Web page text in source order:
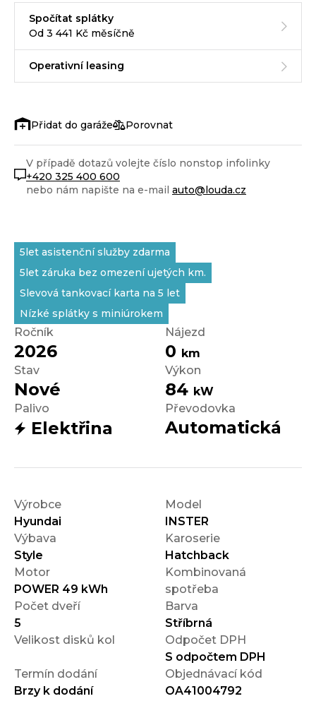
5let asistenční služby zdarma
5let záruka bez omezení ujetých km.
Slevová tankovací karta na 5 let
Nízké splátky s miniúrokem
Ročník
2026
Nájezd
0 km
Stav
Nové
Výkon
84 kW
Palivo
Elektřina
Převodovka
Automatická
Výrobce
Hyundai
Model
INSTER
Výbava
Style
Karoserie
Hatchback
Motor
POWER 49 kWh
Kombinovaná
spotřeba
Počet dveří
5
Barva
Stříbrná
Velikost disků kol
Odpočet DPH
S odpočtem DPH
Termín dodání
Brzy k dodání
Objednávací kód
OA41004792
Spočítat splátky
Od 3 441 Kč měsíčně
Operativní leasing
Porovnat
V případě dotazů volejte číslo nonstop infolinky
+420 325 400 600
nebo nám napište na e-mail auto@louda.cz